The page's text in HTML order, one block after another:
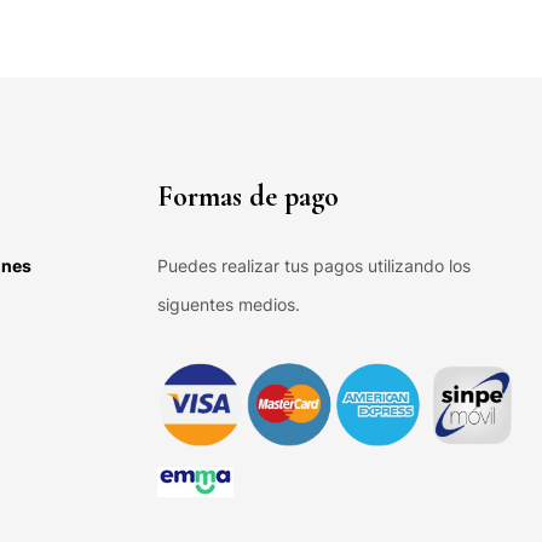
Formas de pago
Puedes realizar tus pagos utilizando los
siguentes medios.